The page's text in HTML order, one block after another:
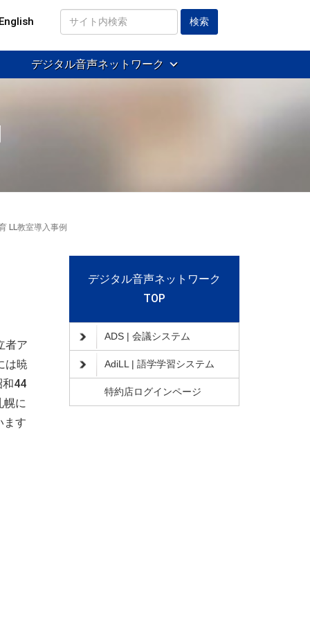
サ
イ
ト
デジタル音声ネットワーク
LL教室導入事例
者ア
は暁
和44
幌に
ます
デジタル音声ネットワーク
TOP
ADS | 会議システム
AdiLL | 語学学習システム
特約店ログインページ